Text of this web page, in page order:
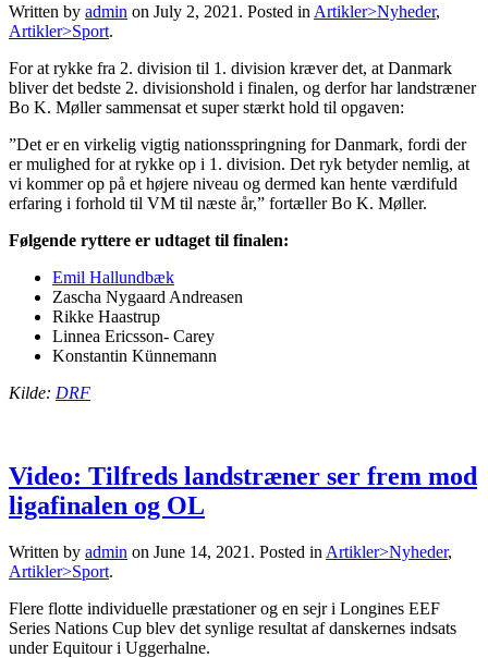
Written by admin on July 2, 2021 . Posted in Artikler>Nyheder,
Artikler>Sport.
For at rykke fra 2. division til 1. division kræver det, at Danmark
bliver det bedste 2. divisionshold i finalen, og derfor har landstræner
Bo K. Møller sammensat et super stærkt hold til opgaven:
”Det er en virkelig vigtig nationsspringning for Danmark, fordi der
er mulighed for at rykke op i 1. division. Det ryk betyder nemlig, at
vi kommer op på et højere niveau og dermed kan hente værdifuld
erfaring i forhold til VM til næste år,” fortæller Bo K. Møller.
Følgende ryttere er udtaget til finalen:
Emil Hallundbæk
Zascha Nygaard Andreasen
Rikke Haastrup
Linnea Ericsson- Carey
Konstantin Künnemann
Kilde: DRF
Video: Tilfreds landstræner ser frem mod
ligafinalen og OL
Written by admin on June 14, 2021 . Posted in Artikler>Nyheder,
Artikler>Sport.
Flere flotte individuelle præstationer og en sejr i Longines EEF
Series Nations Cup blev det synlige resultat af danskernes indsats
under Equitour i Uggerhalne.